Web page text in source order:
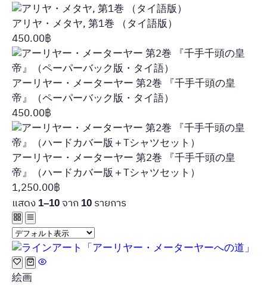
アリヤ・メタヤ, 第1巻 （タイ語版）
450.00฿
アーリヤー・メーターヤー 第2巻 『千手千頭の皇
帝』（ペーパーバック版・タイ語）
450.00฿
アーリヤー・メーターヤー 第2巻 『千手千頭の皇
帝』（ハードカバー版＋Tシャツセット）
1,250.00฿
แสดง 1–10 จาก 10 รายการ
絵画